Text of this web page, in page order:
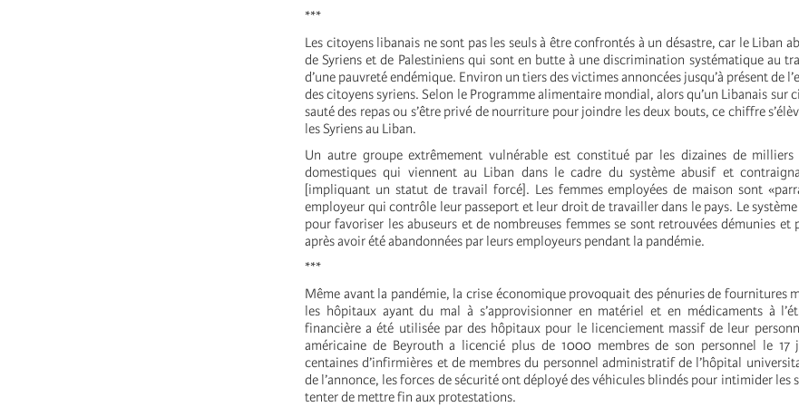
***
Les citoyens libanais ne sont pas les seuls à être confrontés à un désastre, car le Liban
de Syriens et de Palestiniens qui sont en butte à une discrimination systématique au
d’une pauvreté endémique. Environ un tiers des victimes annoncées jusqu’à présent de
des citoyens syriens. Selon le Programme alimentaire mondial, alors qu’un Libanais sur
sauté des repas ou s’être privé de nourriture pour joindre les deux bouts, ce chiffre
les Syriens au Liban.
Un autre groupe extrêmement vulnérable est constitué par les dizaines de milliers
domestiques qui viennent au Liban dans le cadre du système abusif et
[impliquant un statut de travail forcé]. Les femmes employées de maison sont
employeur qui contrôle leur passeport et leur droit de travailler dans le pays. Le
pour favoriser les abuseurs et de nombreuses femmes se sont retrouvées démunies et
après avoir été abandonnées par leurs employeurs pendant la pandémie.
***
Même avant la pandémie, la crise économique provoquait des pénuries de fournitures
les hôpitaux ayant du mal à s’approvisionner en matériel et en médicaments à
financière a été utilisée par des hôpitaux pour le licenciement massif de leur
américaine de Beyrouth a licencié plus de 1000 membres de son personnel le
centaines d’infirmières et de membres du personnel administratif de l’hôpital
de l’annonce, les forces de sécurité ont déployé des véhicules blindés pour intimider les
tenter de mettre fin aux protestations.